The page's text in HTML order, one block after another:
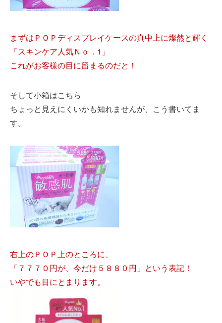
まずはＰＯＰディスプレイケースの真中上に燦然と輝く
「スキンケア人気Ｎｏ．1」
これがお客様の目に留まるのだと！
そして小箱はこちら
ちょっと見えにくいかも知れませんが、こう書いてま
す。
右上のＰＯＰ上のところに、
「７７７０円が、今だけ５８８０円」という表記！
いやでも目にとまります。